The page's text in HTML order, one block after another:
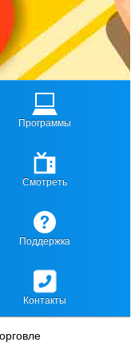
Программы
Смотреть
Поддержка
Контакты